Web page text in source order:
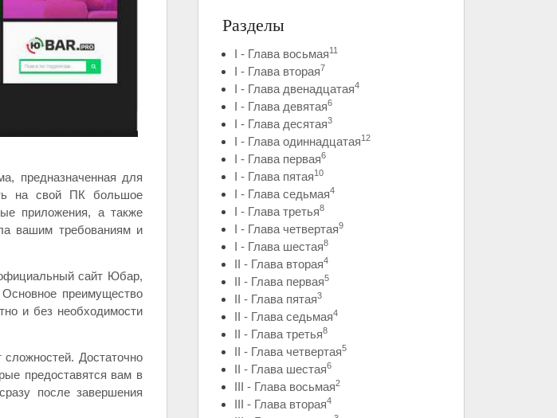
предназначенная для
на свой ПК большое
приложения, а также
вашим требованиям и
сайт Юбар,
преимущество
и без необходимости
Достаточно
предоставятся вам в
после завершения
Разделы
I - Глава восьмая11
I - Глава вторая7
I - Глава двенадцатая4
I - Глава девятая6
I - Глава десятая3
I - Глава одиннадцатая12
I - Глава первая6
I - Глава пятая10
I - Глава седьмая4
I - Глава третья8
I - Глава четвертая9
I - Глава шестая8
II - Глава вторая4
II - Глава первая5
II - Глава пятая3
II - Глава седьмая4
II - Глава третья8
II - Глава четвертая5
II - Глава шестая6
III - Глава восьмая2
III - Глава вторая4